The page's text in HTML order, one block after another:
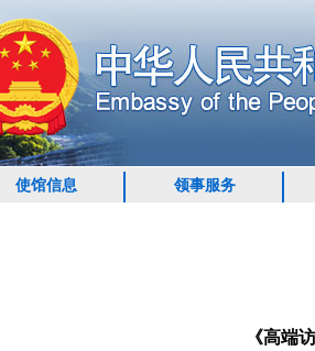
使馆信息 领事服务
《高端